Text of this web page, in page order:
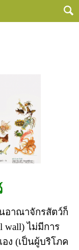
อาณาจักรสัตว์ก็
wall) ไม่มีการ
ง (เป็นผู้บริโภค